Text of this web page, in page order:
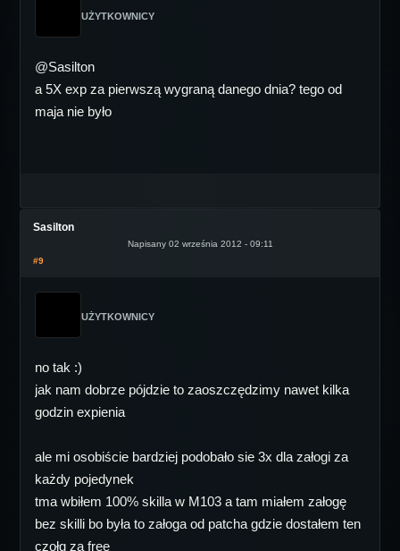
UŻYTKOWNICY
@Sasilton
a 5X exp za pierwszą wygraną danego dnia? tego od
maja nie było
Sasilton
Napisany 02 września 2012 - 09:11
#9
UŻYTKOWNICY
no tak :)
jak nam dobrze pójdzie to zaoszczędzimy nawet kilka
godzin expienia
ale mi osobiście bardziej podobało sie 3x dla załogi za
każdy pojedynek
tma wbiłem 100% skilla w M103 a tam miałem załogę
bez skilli bo była to załoga od patcha gdzie dostałem ten
czołg za free